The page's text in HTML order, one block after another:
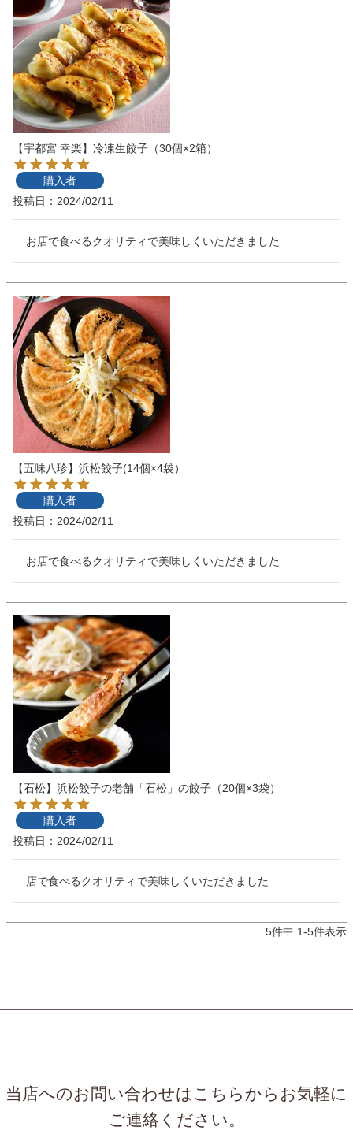
【宇都宮 幸楽】冷凍生餃子（30個×2箱）
購入者
投稿日
2024/02/11
お店で食べるクオリティで美味しくいただきました
【五味八珍】浜松餃子(14個×4袋）
購入者
投稿日
2024/02/11
お店で食べるクオリティで美味しくいただきました
【石松】浜松餃子の老舗「石松」の餃子（20個×3袋）
購入者
投稿日
2024/02/11
店で食べるクオリティで美味しくいただきました
5件中 1-5件表示
当店へのお問い合わせはこちらからお気軽に
ご連絡ください。